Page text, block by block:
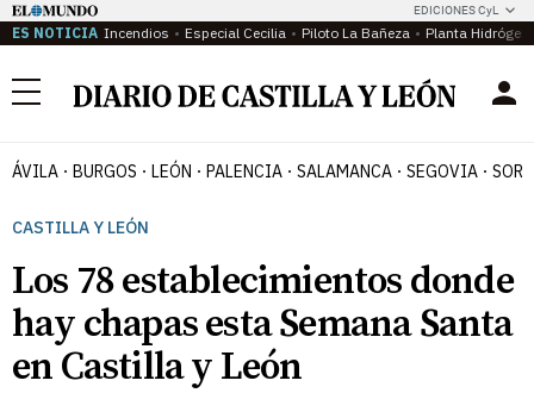
EDICIONES CyL
ES NOTICIA Incendios Especial Cecilia Piloto La Bañeza Planta
Menú
ÁVILA BURGOS LEÓN PALENCIA SALAMANCA SEGOVIA
CASTILLA Y LEÓN
Los 78 establecimientos donde
hay chapas esta Semana Santa
en Castilla y León